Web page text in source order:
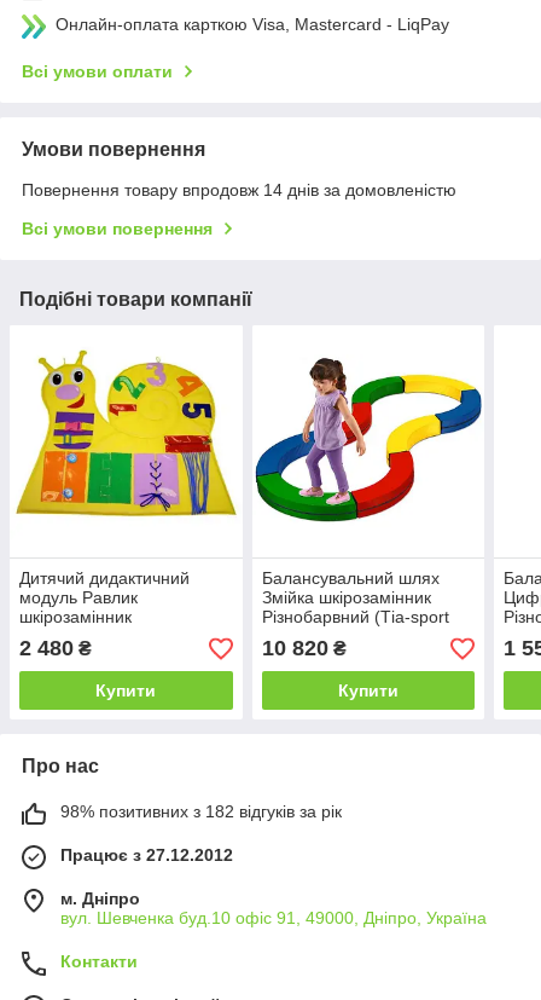
Онлайн-оплата карткою Visa, Mastercard - LiqPay
Всі умови оплати
Умови повернення
Повернення товару впродовж 14 днів за домовленістю
Всі умови повернення
Подібні товари компанії
Дитячий дидактичний
модуль Равлик
шкірозамінник
Різнобарвний 100х100 см
(Тіа-sport ТМ)
2 480 ₴
Купити
Балансувальний шлях
Змійка шкірозамінник
Різнобарвний (Тіа-sport
ТМ)
10 820₴
Купити
ТМ)
1
Про нас
98% позитивних з 182 відгуків за рік
Працює з 27.12.2012
м. Дніпро
вул. Шевченка буд.10 офіс 91, 49000, Дніпро, Україна
Контакти